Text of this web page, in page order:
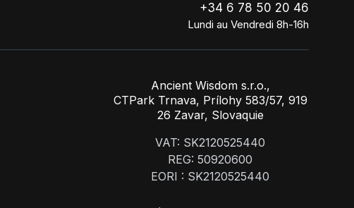
+34 6 78 50 20 46
Lundi au Vendredi 8h-16h
Ancient Wisdom s.r.o.,
CTPark Trnava, Prílohy 583/57, 919
26 Zavar, Slovaquie
VAT: SK2120525440
REG: 50920600
EORI : SK2120525440